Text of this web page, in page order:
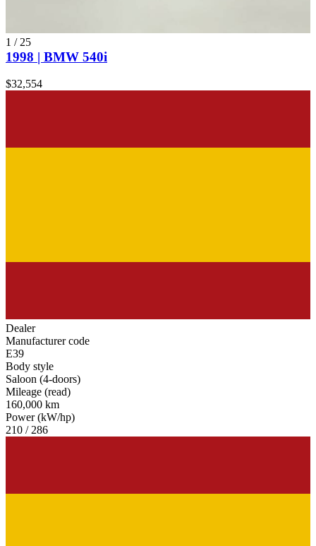
1 / 25
1998 | BMW 540i
$32,554
Dealer
Manufacturer code
E39
Body style
Saloon (4-doors)
Mileage (read)
160,000 km
Power (kW/hp)
210 / 286